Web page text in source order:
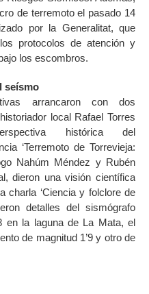
de terremoto el pasado 14
por la Generalitat, que
protocolos de atención y
los escombros.
seísmo
arrancaron con dos
local Rafael Torres
histórica del
‘Terremoto de Torrevieja:
Nahúm Méndez y Rubén
dieron una visión científica
charla ‘Ciencia y folclore de
detalles del sismógrafo
en la laguna de La Mata, el
de magnitud 1’9 y otro de